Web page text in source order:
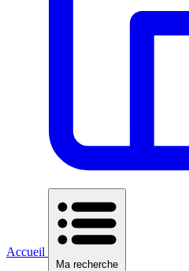
Accueil
Ma recherche